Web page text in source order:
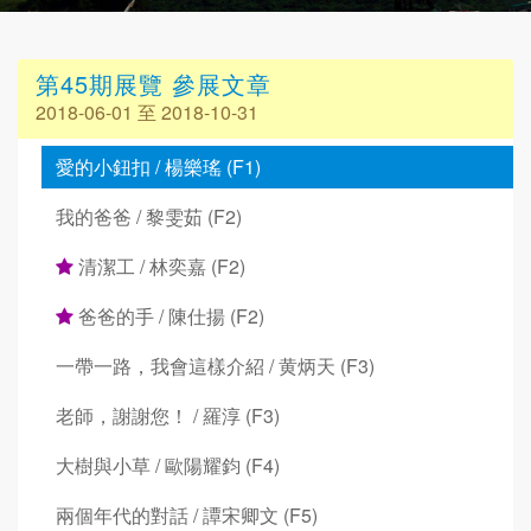
第45期展覽 參展文章
2018-06-01 至 2018-10-31
愛的小鈕扣 / 楊樂瑤 (F1)
我的爸爸 / 黎雯茹 (F2)
清潔工 / 林奕嘉 (F2)
爸爸的手 / 陳仕揚 (F2)
一帶一路，我會這樣介紹 / 黄炳天 (F3)
老師，謝謝您！ / 羅淳 (F3)
大樹與小草 / 歐陽耀鈞 (F4)
兩個年代的對話 / 譚宋卿文 (F5)